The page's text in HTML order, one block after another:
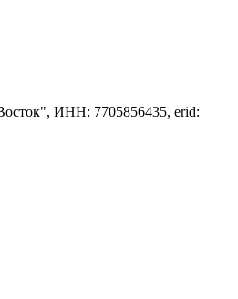
ИНН: 7705856435, erid: